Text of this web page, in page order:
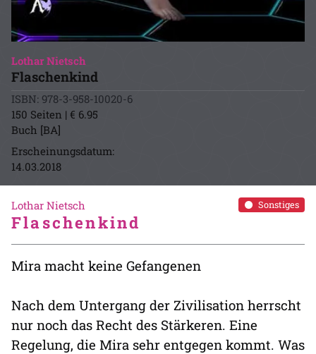
Lothar Nietsch
Flaschenkind
ISBN: 978-3-958-10020-6
150 Seiten | € 6.95
Buch [BA]
Erscheinungsdatum:
14.03.2018
Sonstiges
Lothar Nietsch
Flaschenkind
Mira macht keine Gefangenen
Nach dem Untergang der Zivilisation herrscht
nur noch das Recht des Stärkeren. Eine
Regelung, die Mira sehr entgegen kommt. Was